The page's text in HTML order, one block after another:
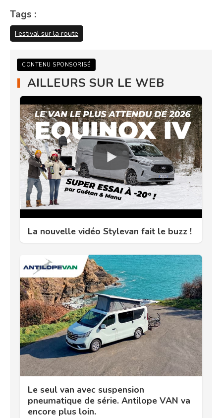
Tags :
Festival sur la route
CONTENU SPONSORISÉ
AILLEURS SUR LE WEB
La nouvelle vidéo Stylevan fait le buzz !
Le seul van avec suspension
pneumatique de série. Antilope VAN va
encore plus loin.